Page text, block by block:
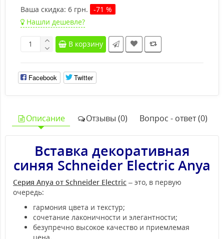
Ваша cкидка: 6 грн.
-71 %
Нашли дешевле?
В корзину
Facebook Twitter
Описание Отзывы (0) Вопрос - ответ (0)
Вставка декоративная
синяя Schneider Electric Anya
Серия Anya от Schneider Electric – это, в первую
очередь:
гармония цвета и текстур;
сочетание лаконичности и элегантности;
безупречно высокое качество и приемлемая